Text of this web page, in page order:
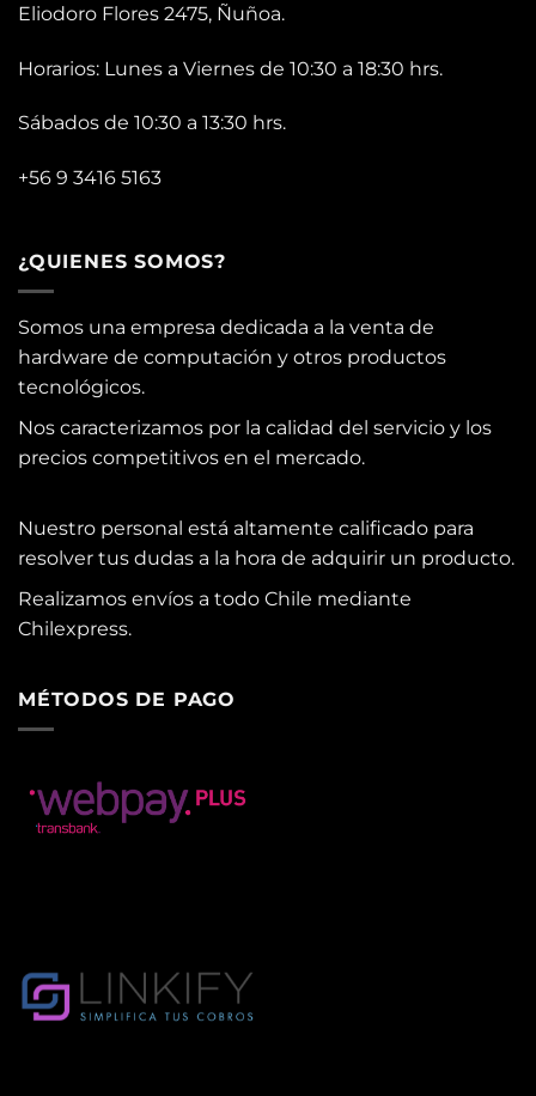
Eliodoro Flores 2475, Ñuñoa.
Horarios: Lunes a Viernes de 10:30 a 18:30 hrs.
Sábados de 10:30 a 13:30 hrs.
+56 9 3416 5163
¿QUIENES SOMOS?
Somos una empresa dedicada a la venta de
hardware de computación y otros productos
tecnológicos.
Nos caracterizamos por la calidad del servicio y los
precios competitivos en el mercado.
Nuestro personal está altamente calificado para
resolver tus dudas a la hora de adquirir un producto.
Realizamos envíos a todo Chile mediante
Chilexpress.
MÉTODOS DE PAGO